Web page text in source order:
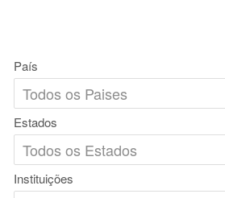
País
Estados
Instituições